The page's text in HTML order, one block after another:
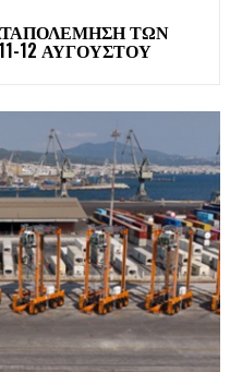
ΤΩΝ
12 ΑΥΓΟΎΣΤΟΥ